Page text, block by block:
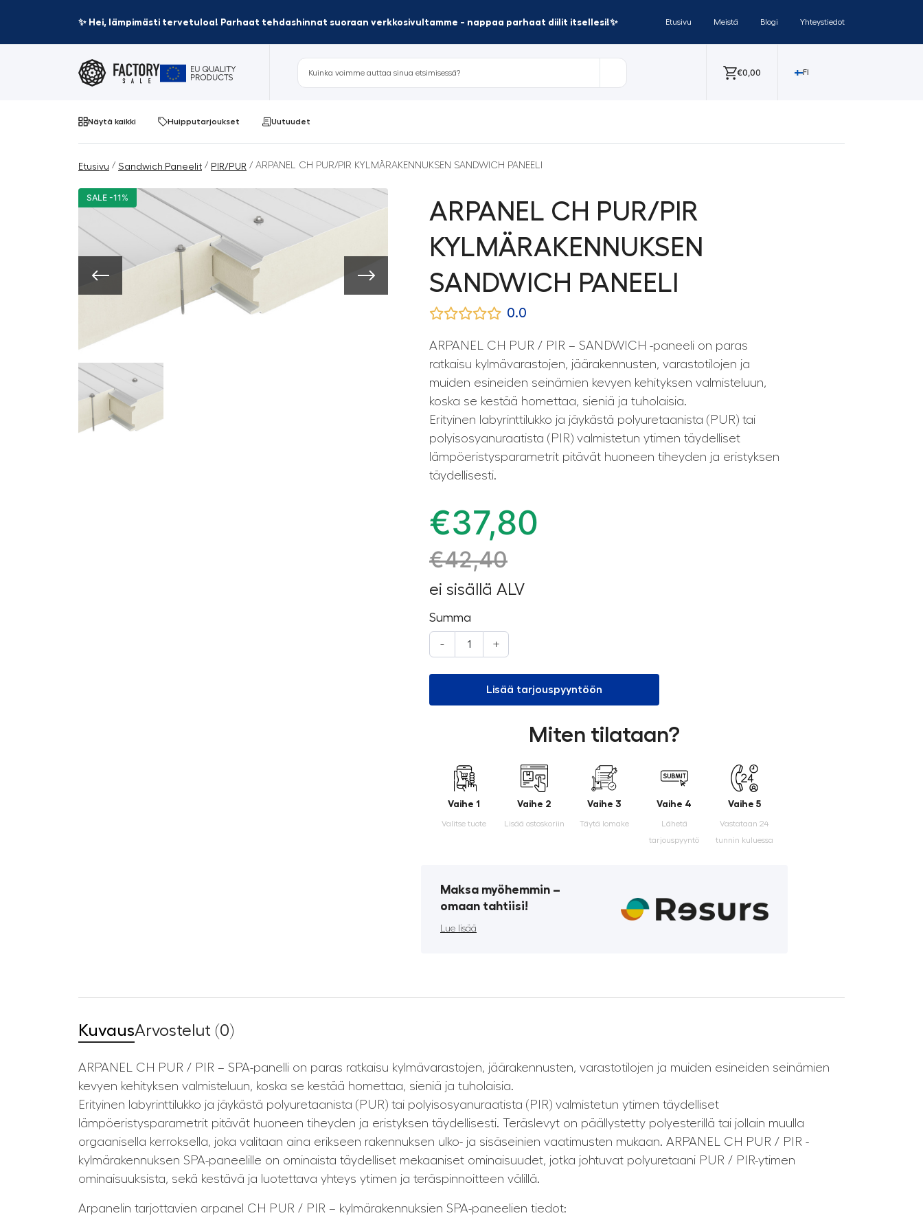
✨ Hei, lämpimästi tervetuloa! Parhaat tehdashinnat suoraan verkkosivultamme - nappaa parhaat diilit itsellesi!✨ Etusivu Meistä Blogi Yhteystiedot
€0,00 FI
Näytä kaikki Huipputarjoukset Uutuudet
Etusivu / Sandwich Paneelit / PIR/PUR / ARPANEL CH PUR/PIR KYLMÄRAKENNUKSEN SANDWICH PANEELI
SALE -11%
ARPANEL CH PUR/PIR
KYLMÄRAKENNUKSEN
SANDWICH PANEELI
0.0
ARPANEL CH PUR / PIR – SANDWICH -paneeli on paras
ratkaisu kylmävarastojen, jäärakennusten, varastotilojen ja
muiden esineiden seinämien kevyen kehityksen valmisteluun,
koska se kestää homettaa, sieniä ja tuholaisia.
Erityinen labyrinttilukko ja jäykästä polyuretaanista (PUR) tai
polyisosyanuraatista (PIR) valmistetun ytimen täydelliset
lämpöeristysparametrit pitävät huoneen tiheyden ja eristyksen
täydellisesti.
€37,80
€42,40
ei sisällä ALV
Summa
- +
Lisää tarjouspyyntöön
Miten tilataan?
Vaihe 1
Valitse tuote
Vaihe 2
Lisää ostoskoriin
Vaihe 3
Täytä lomake
Vaihe 4
Lähetä
tarjouspyyntö
Vaihe 5
Vastataan 24
tunnin kuluessa
Maksa myöhemmin ­–
omaan tahtiisi!
Lue lisää
KuvausArvostelut (0)
ARPANEL CH PUR / PIR – SPA-panelli on paras ratkaisu kylmävarastojen, jäärakennusten, varastotilojen ja muiden esineiden seinämien
kevyen kehityksen valmisteluun, koska se kestää homettaa, sieniä ja tuholaisia.
Erityinen labyrinttilukko ja jäykästä polyuretaanista (PUR) tai polyisosyanuraatista (PIR) valmistetun ytimen täydelliset
lämpöeristysparametrit pitävät huoneen tiheyden ja eristyksen täydellisesti. Teräslevyt on päällystetty polyesterillä tai jollain muulla
orgaanisella kerroksella, joka valitaan aina erikseen rakennuksen ulko- ja sisäseinien vaatimusten mukaan. ARPANEL CH PUR / PIR -
kylmärakennuksen SPA-paneelille on ominaista täydelliset mekaaniset ominaisuudet, jotka johtuvat polyuretaani PUR / PIR-ytimen
ominaisuuksista, sekä kestävä ja luotettava yhteys ytimen ja teräspinnoitteen välillä.
Arpanelin tarjottavien arpanel CH PUR / PIR – kylmärakennuksien SPA-paneelien tiedot: